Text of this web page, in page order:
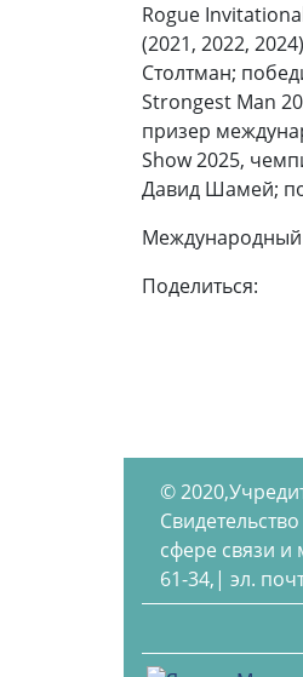
Rogue
(2021, 2022,
Столтман;
Strongest Man
призер
Show 2025,
Давид Шамей;
Международный
Поделиться:
©
сфере связи
61-34,| эл.